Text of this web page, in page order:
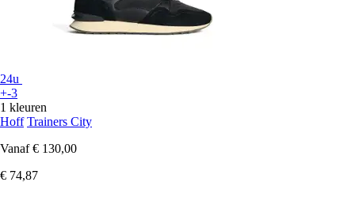
24u
+-3
1 kleuren
Hoff Trainers City
Vanaf € 130,00
€ 74,87